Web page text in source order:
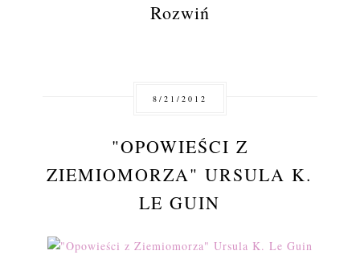
Rozwiń
8/21/2012
"OPOWIEŚCI Z
ZIEMIOMORZA" URSULA K.
LE GUIN